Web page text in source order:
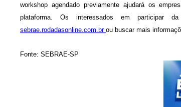
workshop agendado previamente ajudará os
plataforma. Os interessados em participar
sebrae.rodadasonline.com.br ou buscar mais
Fonte: SEBRAE-SP